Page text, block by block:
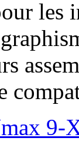
les
9-